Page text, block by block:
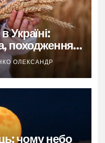
Україні:
походження
ОЛЕКСАНДР
чому небо